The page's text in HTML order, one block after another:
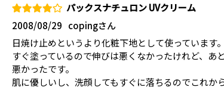
パックスナチュロン UVクリーム
copingさん
2008/08/29
日焼け止めというより化粧下地として使っています
すぐ塗っているので伸びは悪くなかったけれど、あ
悪かったです。
肌に優しいし、洗顔してもすぐに落ちるのでこれか